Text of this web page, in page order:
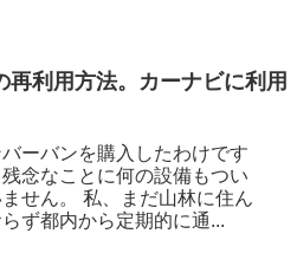
利用方法。カーナビに利用
ーバンを購入したわけです
念なことに何の設備もつい
せん。 私、まだ山林に住ん
ず都内から定期的に通...